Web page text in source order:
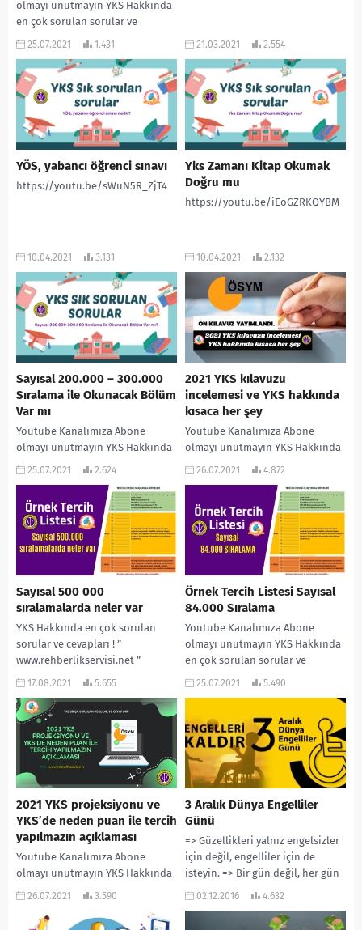
olmayı unutmayın YKS Hakkında
en çok sorulan sorular ve
cevapları ! ”
adresinden daha çok...
25.07.2021 1.431 21.03.2021 2.554
YÖS, yabancı öğrenci sınavı
https://youtu.be/sWuN5R_ZjT4
10.04.2021 3.131
Yks Zamanı Kitap Okumak
Doğru mu
https://youtu.be/iEoGZRKQYBM
10.04.2021 2.132
Sayısal 200.000 – 300.000
Sıralama ile Okunacak Bölüm
Var mı
Youtube Kanalımıza Abone
olmayı unutmayın YKS Hakkında
en çok sorulan sorular ve
www.rehberlikservisi.net ”
adresinden daha çok...
25.07.2021 2.624
2021 YKS kılavuzu
incelemesi ve YKS hakkında
kısaca her şey
Youtube Kanalımıza Abone
olmayı unutmayın YKS Hakkında
en çok sorulan sorular ve
www.rehberlikservisi.net ”
adresinden daha çok...
26.07.2021 4.872
Sayısal 500 000
sıralamalarda neler var
YKS Hakkında en çok sorulan
sorular ve cevapları ! ”
www.rehberlikservisi.net ”
adresinden daha çok bilgiye
17.08.2021 5.655
Örnek Tercih Listesi Sayısal
84.000 Sıralama
Youtube Kanalımıza Abone
olmayı unutmayın YKS Hakkında
en çok sorulan sorular ve
cevapları ! ”
25.07.2021 5.490
2021 YKS projeksiyonu ve
YKS’de neden puan ile tercih
yapılmazın açıklaması
Youtube Kanalımıza Abone
olmayı unutmayın YKS Hakkında
en çok sorulan sorular ve
www.rehberlikservisi.net ”
26.07.2021 3.590
3 Aralık Dünya Engelliler
Günü
=> Güzellikleri yalnız engelsizler
için değil, engelliler için de
isteyin. => Bir gün değil, her gün
ilgi görmek istiyoruz. =>...
02.12.2016 4.632